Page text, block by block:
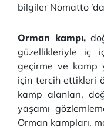
bilgiler Nomatto
Orman kampı,
güzellikleriyle iç
geçirme ve kamp
için tercih ettikleri
kamp alanları,
yaşamı
Orman kampları,